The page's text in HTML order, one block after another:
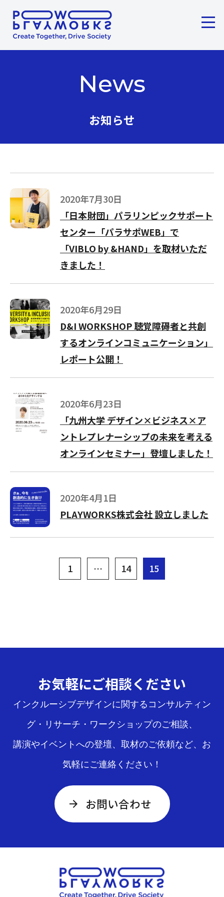
News
お知らせ
2020年7月30日
「日本財団」パラリンピックサポート
センター「パラサポWEB」で
「VIBLO by &HAND」を取材いただ
きました！
2020年6月29日
D&I WORKSHOP 聴覚障碍者と共創
するオンラインコミュニケーション」
レポート公開！
2020年6月23日
「九州大学 デザイン×ビジネス×ア
ントレプレナーシップの未来を考える
オンラインセミナー」登壇しました！
2020年4月1日
PLAYWORKS株式会社 設立しました
り
1 … 14 15
お気軽にご相談ください
インクルーシブデザインに関するコンサルティン
グ・リサーチ・ワークショップのご相談、
講演やイベントへの登壇、取材のご依頼など、お
気軽にご連絡ください！
お問い合わせ